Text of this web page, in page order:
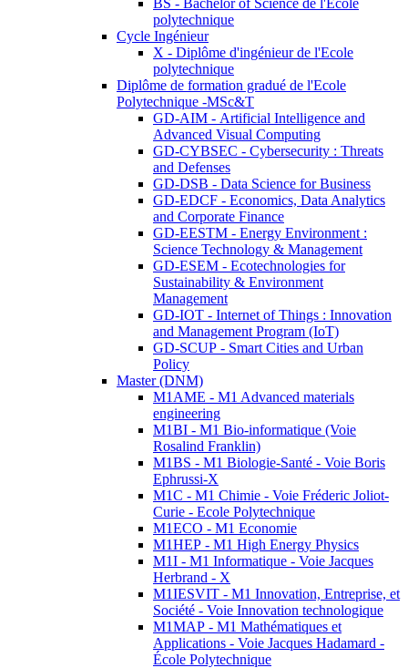
BS - Bachelor of Science de l'Ecole
polytechnique
Cycle Ingénieur
X - Diplôme d'ingénieur de l'Ecole
polytechnique
Diplôme de formation gradué de l'Ecole
Polytechnique -MSc&T
GD-AIM - Artificial Intelligence and
Advanced Visual Computing
GD-CYBSEC - Cybersecurity : Threats
and Defenses
GD-DSB - Data Science for Business
GD-EDCF - Economics, Data Analytics
and Corporate Finance
GD-EESTM - Energy Environment :
Science Technology & Management
GD-ESEM - Ecotechnologies for
Sustainability & Environment
Management
GD-IOT - Internet of Things : Innovation
and Management Program (IoT)
GD-SCUP - Smart Cities and Urban
Policy
Master (DNM)
M1AME - M1 Advanced materials
engineering
M1BI - M1 Bio-informatique (Voie
Rosalind Franklin)
M1BS - M1 Biologie-Santé - Voie Boris
Ephrussi-X
M1C - M1 Chimie - Voie Fréderic Joliot-
Curie - Ecole Polytechnique
M1ECO - M1 Economie
M1HEP - M1 High Energy Physics
M1I - M1 Informatique - Voie Jacques
Herbrand - X
M1IESVIT - M1 Innovation, Entreprise, et
Société - Voie Innovation technologique
M1MAP - M1 Mathématiques et
Applications - Voie Jacques Hadamard -
École Polytechnique